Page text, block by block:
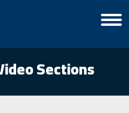
Sections